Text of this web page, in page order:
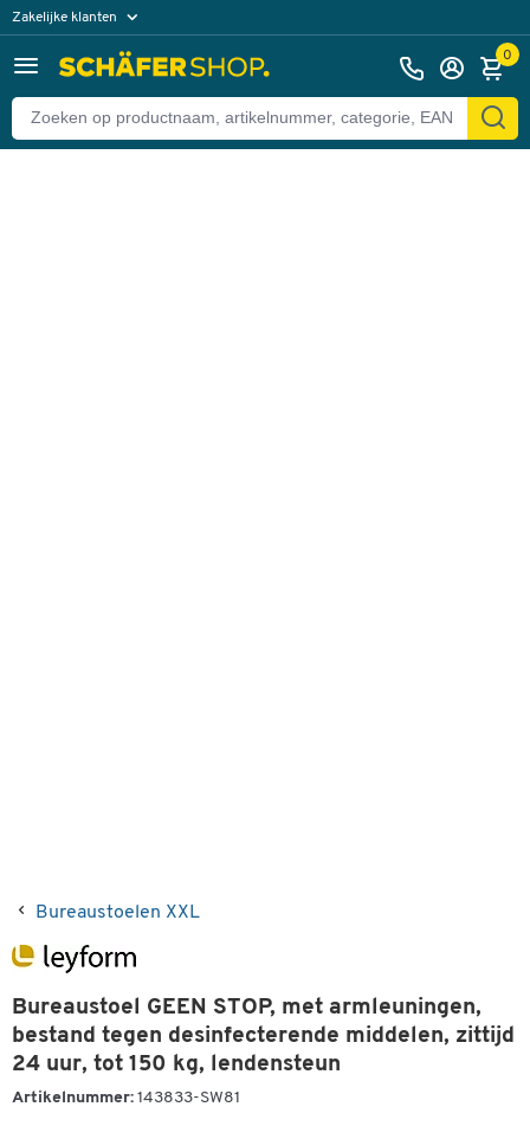
Zakelijke klanten
Particuliere klanten 0
Bureaustoelen XXL
Bureaustoel GEEN STOP, met armleuningen,
bestand tegen desinfecterende middelen, zittijd
24 uur, tot 150 kg, lendensteun
Artikelnummer: 143833-SW81
Terug